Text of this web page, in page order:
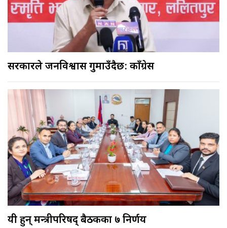
सरकारले जनविश्वास गुमाउँदैछ: काँग्रेस
यी हुन् मन्त्रीपरिषद् बैठकका ७ निर्णय